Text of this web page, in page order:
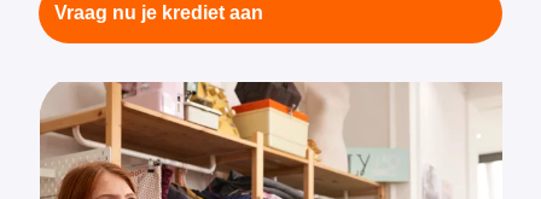
Vraag nu je krediet aan